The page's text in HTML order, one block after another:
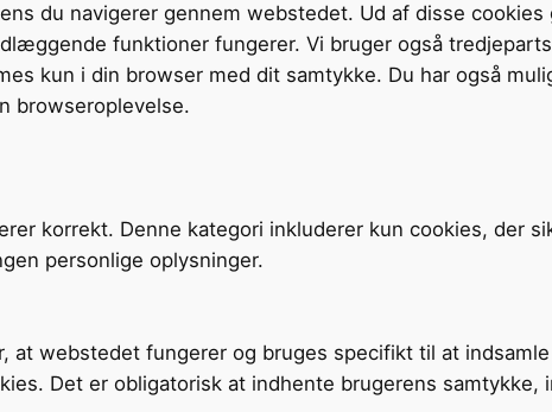
du navigerer gennem webstedet. Ud af disse
funktioner fungerer. Vi bruger også
kun i din browser med dit samtykke. Du har også
browseroplevelse.
korrekt. Denne kategori inkluderer kun cookies, der
personlige oplysninger.
webstedet fungerer og bruges specifikt til at
Det er obligatorisk at indhente brugerens